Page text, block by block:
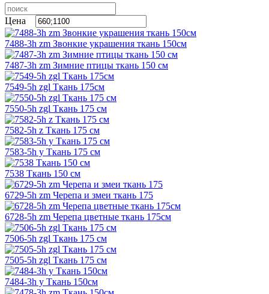
Цена
7488-3h zm Звонкие украшения ткань 150см
7487-3h zm Зимние птицы ткань 150 см
7549-5h zgl Ткань 175см
7550-5h zgl Ткань 175 см
7582-5h z Ткань 175 см
7583-5h y Ткань 175 см
7538 Ткань 150 см
6729-5h zm Черепа и змеи ткань 175
6728-5h zm Черепа цветные ткань 175см
7506-5h zgl Ткань 175 см
7505-5h zgl Ткань 175 см
7484-3h y Ткань 150см